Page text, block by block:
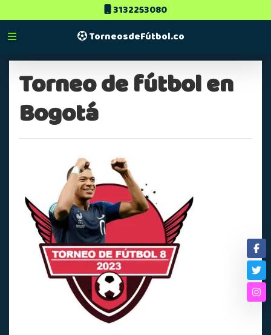
3132253080
TorneosdeFútbol.co
Torneo de fútbol en
Bogotá